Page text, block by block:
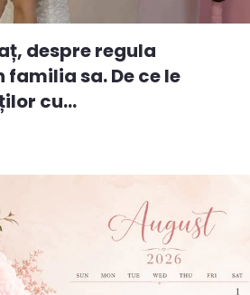
despre regula
sa. De ce le
cu